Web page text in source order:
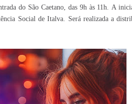
do São Caetano, das 9h às 11h. A
Social de Italva. Será realizada a